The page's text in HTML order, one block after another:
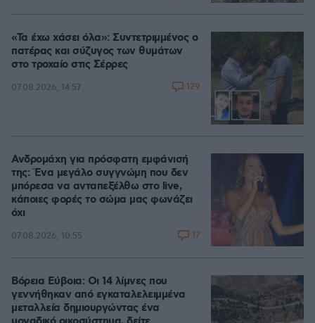
«Τα έχω χάσει όλα»: Συντετριμμένος ο
πατέρας και σύζυγος των θυμάτων
στο τροχαίο στις Σέρρες
07.08.2026, 14:57 129
Ανδρομάχη για πρόσφατη εμφάνισή
της: Ένα μεγάλο συγγνώμη που δεν
μπόρεσα να ανταπεξέλθω στο live,
κάποιες φορές το σώμα μας φωνάζει
όχι
07.08.2026, 10:55 17
Βόρεια Εύβοια: Οι 14 λίμνες που
γεννήθηκαν από εγκαταλελειμμένα
μεταλλεία δημιουργώντας ένα